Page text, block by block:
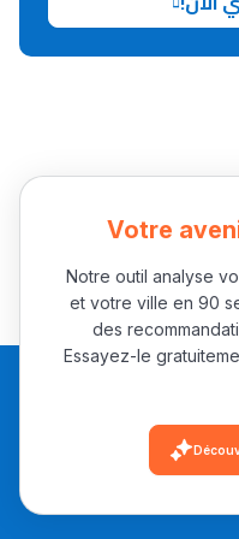
Votre
Notre outil analyse
et votre ville en 90
des
Essayez-le